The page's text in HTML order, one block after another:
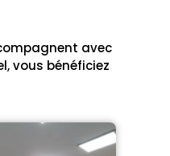
avec
vous bénéficiez